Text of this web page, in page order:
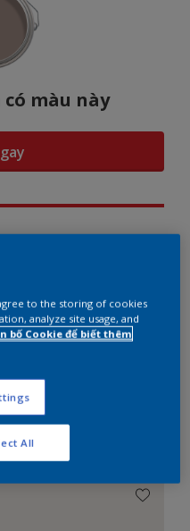
màu này
to the storing of cookies
analyze site usage, and
bố Cookie để biết thêm
All